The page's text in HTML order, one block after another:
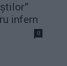
infern
0